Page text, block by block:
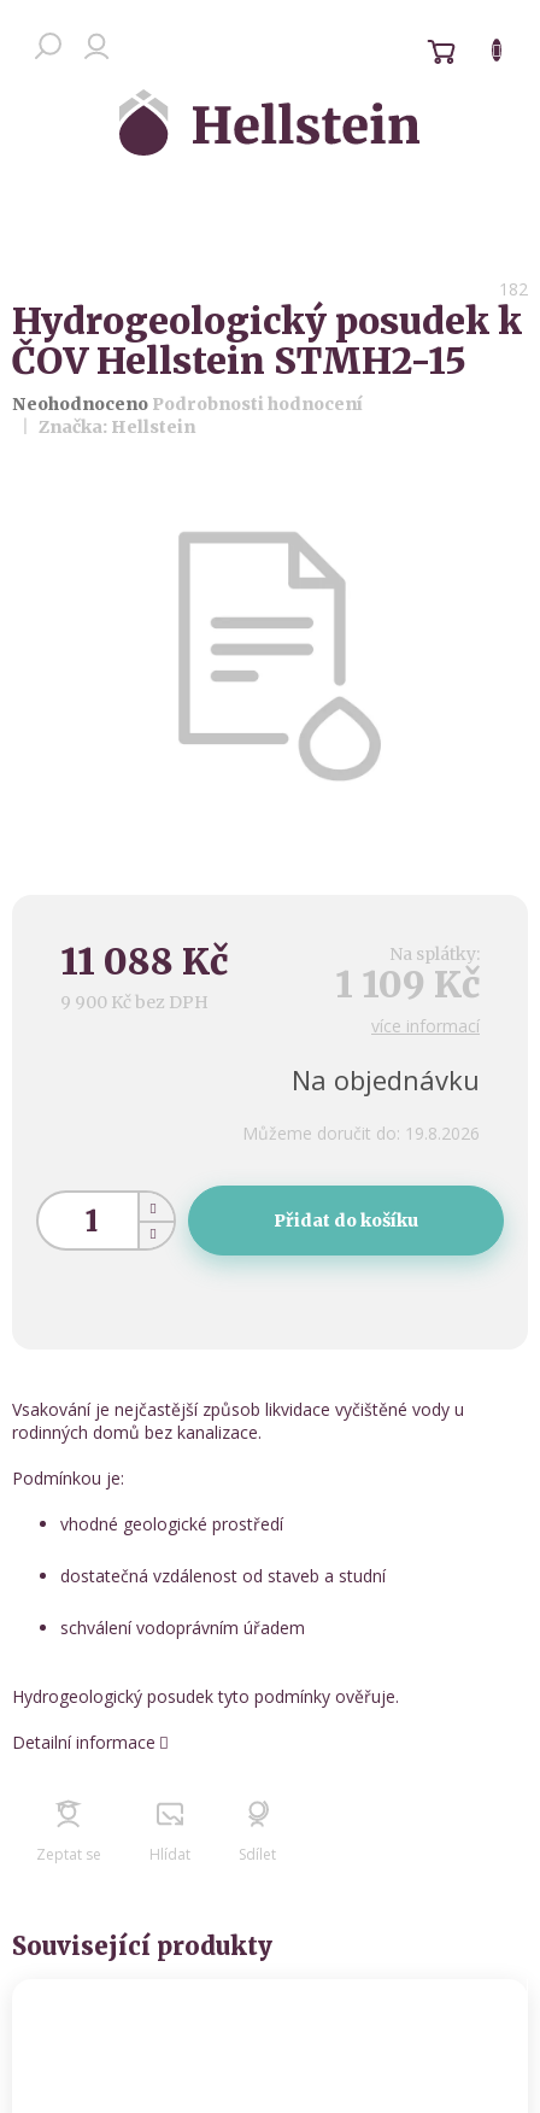
obsah
Hydrogeologický posudek k
ČOV Hellstein STMH2-15
182
Průměrné
hodnocení
Neohodnoceno Podrobnosti hodnocení
Značka: Hellstein
11 088 Kč
9 900 Kč bez DPH
Na splátky:
1 109 Kč
více informací
Na objednávku
Můžeme doručit do: 19.8.2026
Přidat do košíku
Vsakování je nejčastější způsob likvidace vyčištěné vody u
rodinných domů bez kanalizace.
Podmínkou je:
vhodné geologické prostředí
dostatečná vzdálenost od staveb a studní
schválení vodoprávním úřadem
Hydrogeologický posudek tyto podmínky ověřuje.
Detailní informace
Zeptat se Hlídat Sdílet
Související produkty
Chat zákaznické podpory